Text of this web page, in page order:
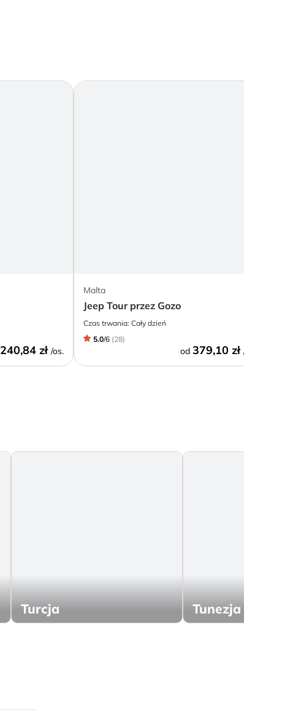
240,84 zł /os.
Malta
Jeep Tour przez Gozo
Czas trwania: Cały dzień
5.0/6 (28)
od 379,10 zł /os.
Turcja Tunezja